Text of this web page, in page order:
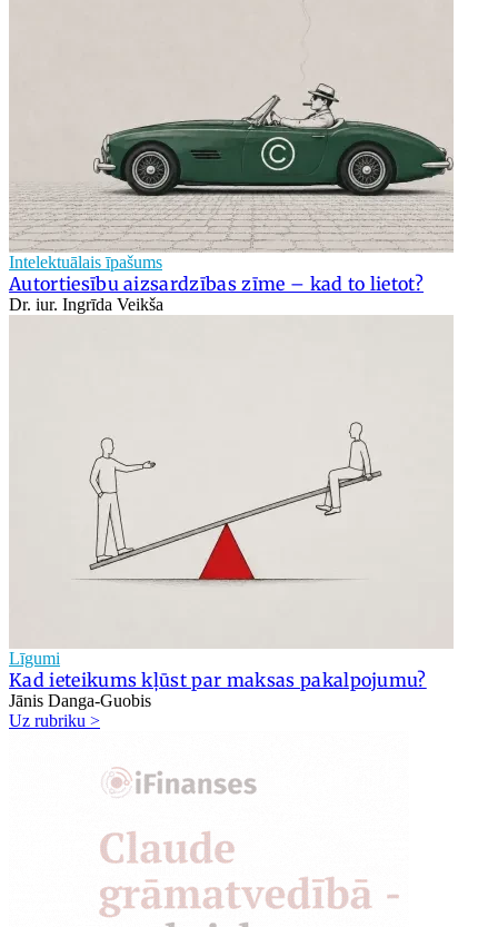
Intelektuālais īpašums
Autortiesību aizsardzības zīme – kad to lietot?
Dr. iur. Ingrīda Veikša
Līgumi
Kad ieteikums kļūst par maksas pakalpojumu?
Jānis Danga-Guobis
Uz rubriku >